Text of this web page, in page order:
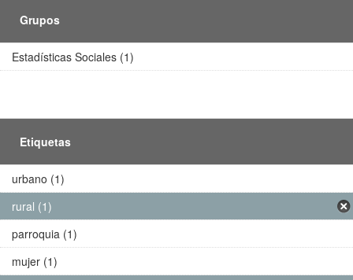
Grupos
Estadísticas Sociales (1)
Etiquetas
urbano (1)
rural (1)
parroquia (1)
mujer (1)